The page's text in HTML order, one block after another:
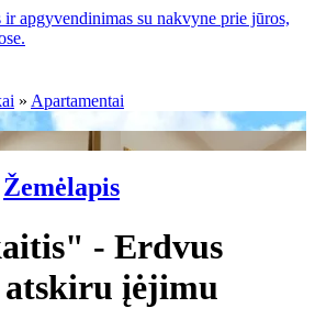
» Apartamentai
Žemėlapis
- Erdvus
atskiru įėjimu